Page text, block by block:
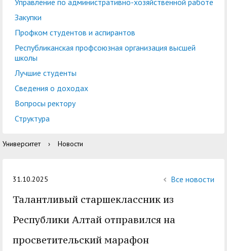
Международная
деятельность
Управление по
административно-
Закупки
Республиканская
организация высшей
Центр тестирования
иностранных граждан
по русскому языку
Центр развития
компетенций
Центр русского языка
обучающихся ГАГУ
Образовательный
модуль «Обучение
Информация о
отпуска обучающимся
Управление по административно-хозяйственной работе
Закупки
Профком студентов и аспирантов
Республиканская профсоюзная организация высшей
школы
Лучшие студенты
Сведения о доходах
Вопросы ректору
Структура
Университет › Новости
31.10.2025 Все новости
Талантливый старшеклассник из
Республики Алтай отправился на
просветительский марафон